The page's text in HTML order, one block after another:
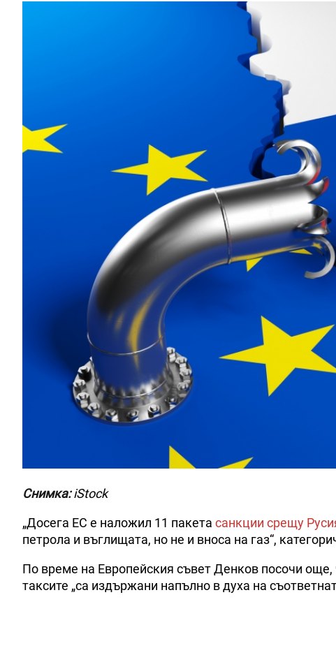
Снимка: iStock
„Досега ЕС е наложил 11 пакета санкции срещу
петрола и въглищата, но не и вноса на газ“,
По време на Европейския съвет Денков посочи още,
таксите „са издържани напълно в духа на